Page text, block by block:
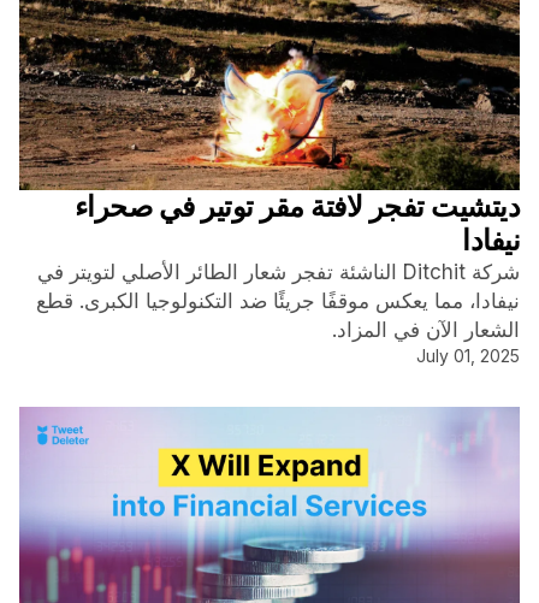
ديتشيت تفجر لافتة مقر توتير في صحراء
نيفادا
شركة Ditchit الناشئة تفجر شعار الطائر الأصلي لتويتر في
نيفادا، مما يعكس موقفًا جريئًا ضد التكنولوجيا الكبرى. قطع
الشعار الآن في المزاد.
July 01, 2025